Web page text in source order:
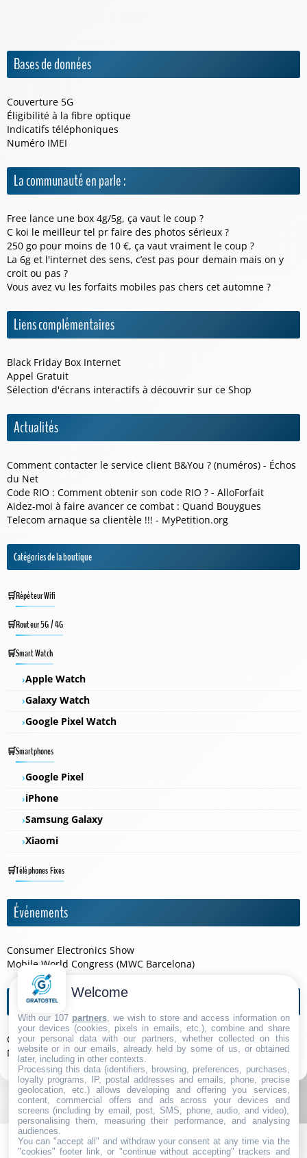
Bases de données
Couverture 5G
Éligibilité à la fibre optique
Indicatifs téléphoniques
Numéro IMEI
La communauté en parle :
Free lance une box 4g/5g, ça vaut le coup ?
C koi le meilleur tel pr faire des photos sérieux ?
250 go pour moins de 10 €, ça vaut vraiment le coup ?
La 6g et l'internet des sens, c’est pas pour demain mais on y
croit ou pas ?
Vous avez vu les forfaits mobiles pas chers cet automne ?
Liens complémentaires
Black Friday Box Internet
Appel Gratuit
Sélection d'écrans interactifs à découvrir sur ce Shop
Actualités
Comment contacter le service client B&You ? (numéros) - Échos
du Net
Code RIO : Comment obtenir son code RIO ? - AlloForfait
Aidez-moi à faire avancer ce combat : Quand Bouygues
Telecom arnaque sa clientèle !!! - MyPetition.org
Catégories de la boutique
Répéteur Wifi
Routeur 5G / 4G
Smart Watch
Apple Watch
Galaxy Watch
Google Pixel Watch
Smartphones
Google Pixel
iPhone
Samsung Galaxy
Xiaomi
Téléphones Fixes
Événements
Consumer Electronics Show
Mobile World Congress (MWC Barcelona)
Agendas de l'année
Consumer Electronics Show 2026
Mobile World Congress (MWC Barcelona) 2026
Welcome
With our 107 partners, we wish to store and access information on
your devices (cookies, pixels in emails, etc.), combine and share
your personal data with our partners, whether collected on this
website or in our emails, already held by some of us, or obtained
later, including in other contexts.
Processing this data (identifiers, browsing, preferences, purchases,
loyalty programs, IP, postal addresses and emails, phone, precise
geolocation, etc.) allows developing and offering you services,
content, commercial offers and ads across your devices and
screens (including by email, post, SMS, phone, audio, and video),
personalising them, measuring their performance, and analysing
audiences.
You can "accept all" and withdraw your consent at any time via the
"cookies" footer link, or "continue without accepting" trackers and